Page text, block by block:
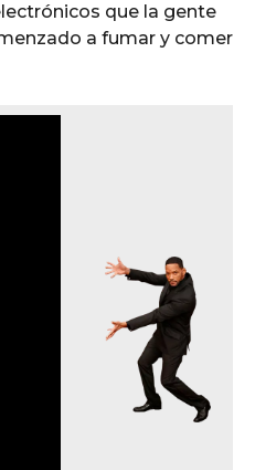
que la gente
a fumar y comer